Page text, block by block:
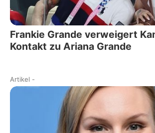
Frankie Grande verweigert
Kontakt zu Ariana Grande
Artikel -